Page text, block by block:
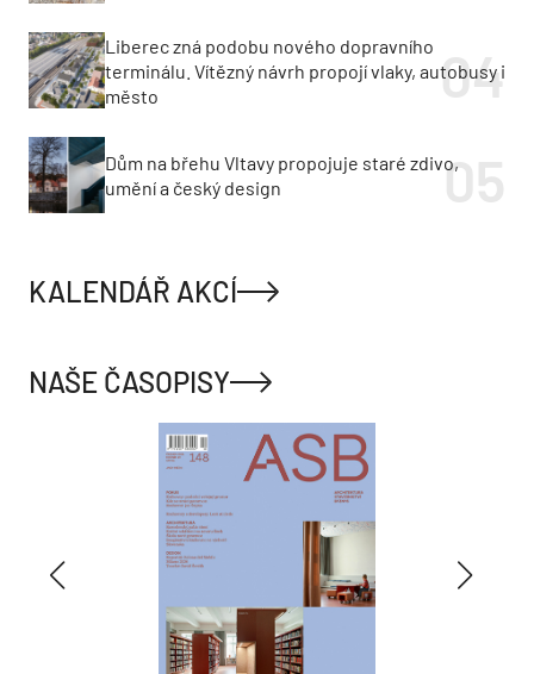
Liberec zná podobu nového dopravního
terminálu. Vítězný návrh propojí vlaky, autobusy i
město
Dům na břehu Vltavy propojuje staré zdivo,
umění a český design
KALENDÁŘ AKCÍ
NAŠE ČASOPISY